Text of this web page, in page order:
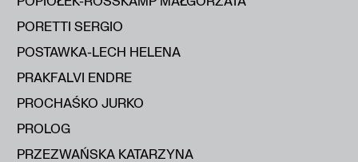
PORETTI SERGIO
POSTAWKA-LECH HELENA
PRAKFALVI ENDRE
PROCHAŚKO JURKO
PROLOG
PRZEZWAŃSKA KATARZYNA